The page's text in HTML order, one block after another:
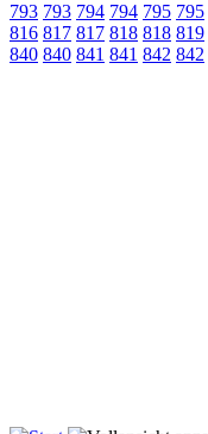
793 793 794 794 795 795
816 817 817 818 818 819
840 840 841 841 842 842